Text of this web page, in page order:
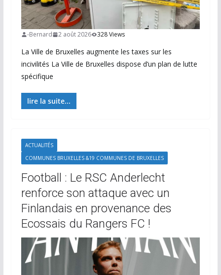
-Bernard 2 août 2026 328 Views
La Ville de Bruxelles augmente les taxes sur les
incivilités La Ville de Bruxelles dispose d’un plan de lutte
spécifique
lire la suite...
ACTUALITÉS
COMMUNES BRUXELLES &19 COMMUNES DE BRUXELLES
Football : Le RSC Anderlecht
renforce son attaque avec un
Finlandais en provenance des
Ecossais du Rangers FC !